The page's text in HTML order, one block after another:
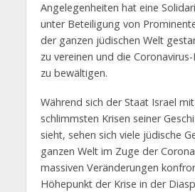
Angelegenheiten hat eine
unter Beteiligung von
der ganzen jüdischen Welt
zu vereinen und die
zu bewältigen.
Während sich der Staat Israel
schlimmsten Krisen seiner
sieht, sehen sich viele jüdische
ganzen Welt im Zuge der
massiven Veränderungen
Höhepunkt der Krise in der